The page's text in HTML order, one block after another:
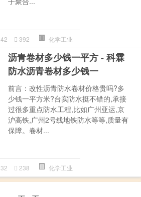
42 392 化学工业
沥青卷材多少钱一平方 - 科霖
防水沥青卷材多少钱一
前言：改性沥青防水卷材价格贵吗?多
少钱一平方米?台实防水挺不错的,承接
过很多重点防水工程,比如广州亚运,京
沪高铁,广州2号线地铁防水等等,质量有
保障。卷材...
32 238 化学工业